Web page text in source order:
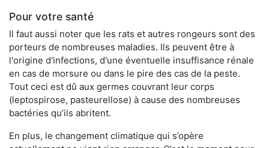
Pour votre santé
Il faut aussi noter que les rats et autres rongeurs sont des
porteurs de nombreuses maladies. Ils peuvent être à
l'origine d'infections, d'une éventuelle insuffisance rénale
en cas de morsure ou dans le pire des cas de la peste.
Tout ceci est dû aux germes couvrant leur corps
(leptospirose, pasteurellose) à cause des nombreuses
bactéries qu’ils abritent.
En plus, le changement climatique qui s’opère